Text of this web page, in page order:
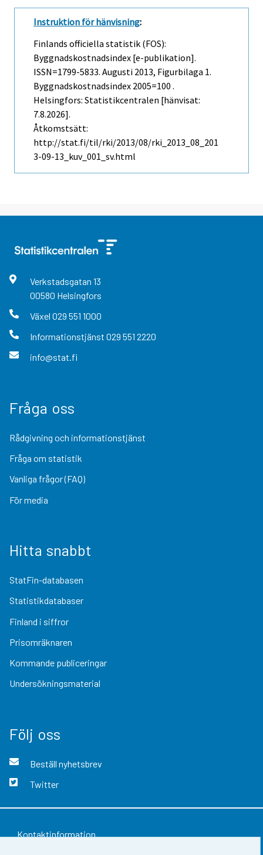
Instruktion för hänvisning:
Finlands officiella statistik (FOS):
Byggnadskostnadsindex [e-publikation].
ISSN=1799-5833. Augusti 2013, Figurbilaga 1.
Byggnadskostnadsindex 2005=100 .
Helsingfors: Statistikcentralen [hänvisat:
7.8.2026].
Åtkomstsätt:
http://stat.fi/til/rki/2013/08/rki_2013_08_201
3-09-13_kuv_001_sv.html
Verkstadsgatan 13
00580 Helsingfors
Växel 029 551 1000
Informationstjänst 029 551 2220
info@stat.fi
Fråga oss
Rådgivning och informationstjänst
Fråga om statistik
Vanliga frågor (FAQ)
För media
Hitta snabbt
StatFin-databasen
Statistikdatabaser
Finland i siffror
Prisomräknaren
Kommande publiceringar
Undersökningsmaterial
Följ oss
Beställ nyhetsbrev
Twitter
Kontaktinformation